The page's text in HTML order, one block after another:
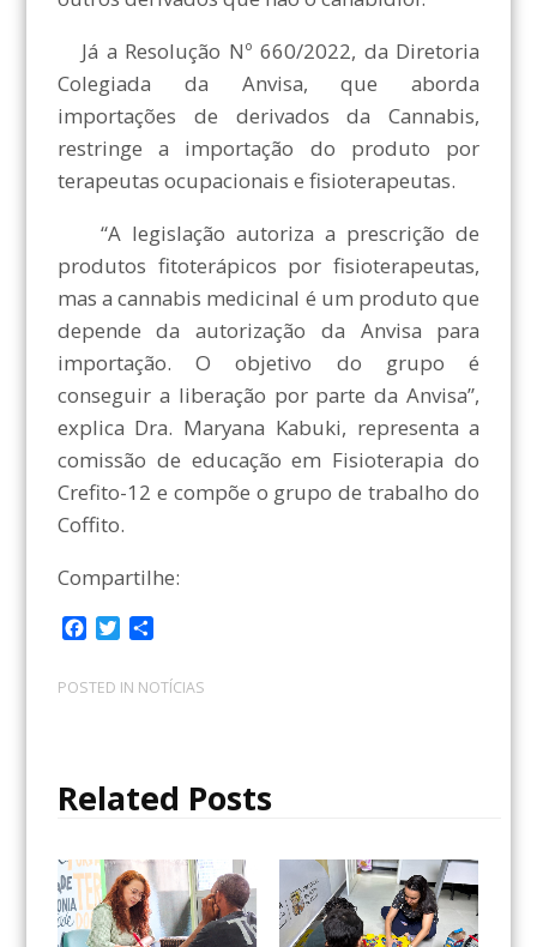
Já a Resolução Nº 660/2022, da Diretoria
Colegiada da Anvisa, que aborda
importações de derivados da Cannabis,
restringe a importação do produto por
terapeutas ocupacionais e fisioterapeutas.
“A legislação autoriza a prescrição de
produtos fitoterápicos por fisioterapeutas,
mas a cannabis medicinal é um produto que
depende da autorização da Anvisa para
importação. O objetivo do grupo é
conseguir a liberação por parte da Anvisa”,
explica Dra. Maryana Kabuki, representa a
comissão de educação em Fisioterapia do
Crefito-12 e compõe o grupo de trabalho do
Coffito.
Compartilhe:
c
e
k
i
t
m
p
i
a
r
POSTED IN NOTÍCIAS
Related Posts